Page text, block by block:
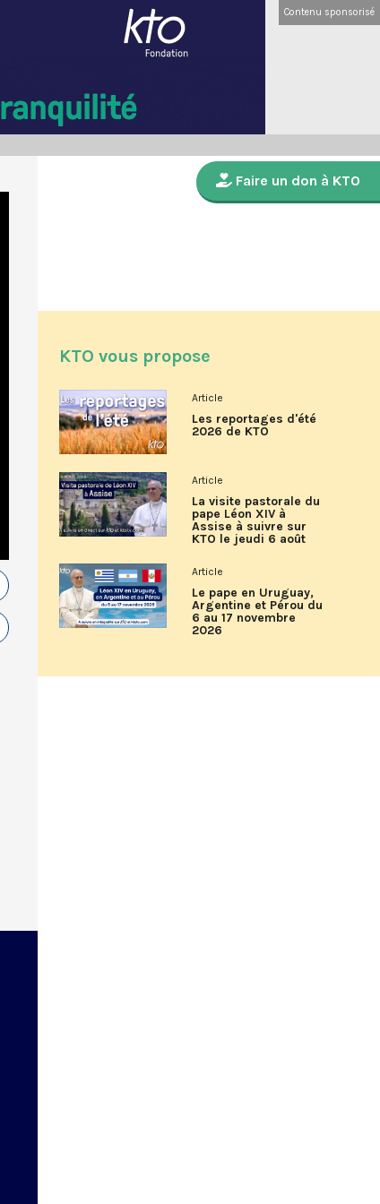
Contenu sponsorisé
Faire un don à KTO
KTO vous propose
Article
Les reportages d'été
2026 de KTO
Article
La visite pastorale du
pape Léon XIV à
Assise à suivre sur
KTO le jeudi 6 août
Article
Le pape en Uruguay,
Argentine et Pérou du
6 au 17 novembre
2026